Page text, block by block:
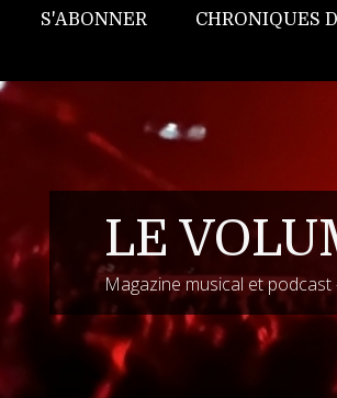
S'ABONNER CHRONIQUES
LE
Magazine musical et